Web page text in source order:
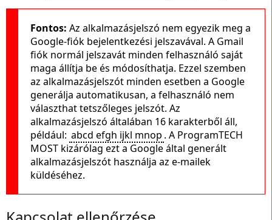
Fontos: Az alkalmazásjelszó nem egyezik meg a
Google-fiók bejelentkezési jelszavával. A Gmail
fiók normál jelszavát minden felhasználó saját
maga állítja be és módosíthatja. Ezzel szemben
az alkalmazásjelszót minden esetben a Google
generálja automatikusan, a felhasználó nem
választhat tetszőleges jelszót. Az
alkalmazásjelszó általában 16 karakterből áll,
például: abcd efgh ijkl mnop . A ProgramTECH
MOST kizárólag ezt a Google által generált
alkalmazásjelszót használja az e-mailek
küldéséhez.